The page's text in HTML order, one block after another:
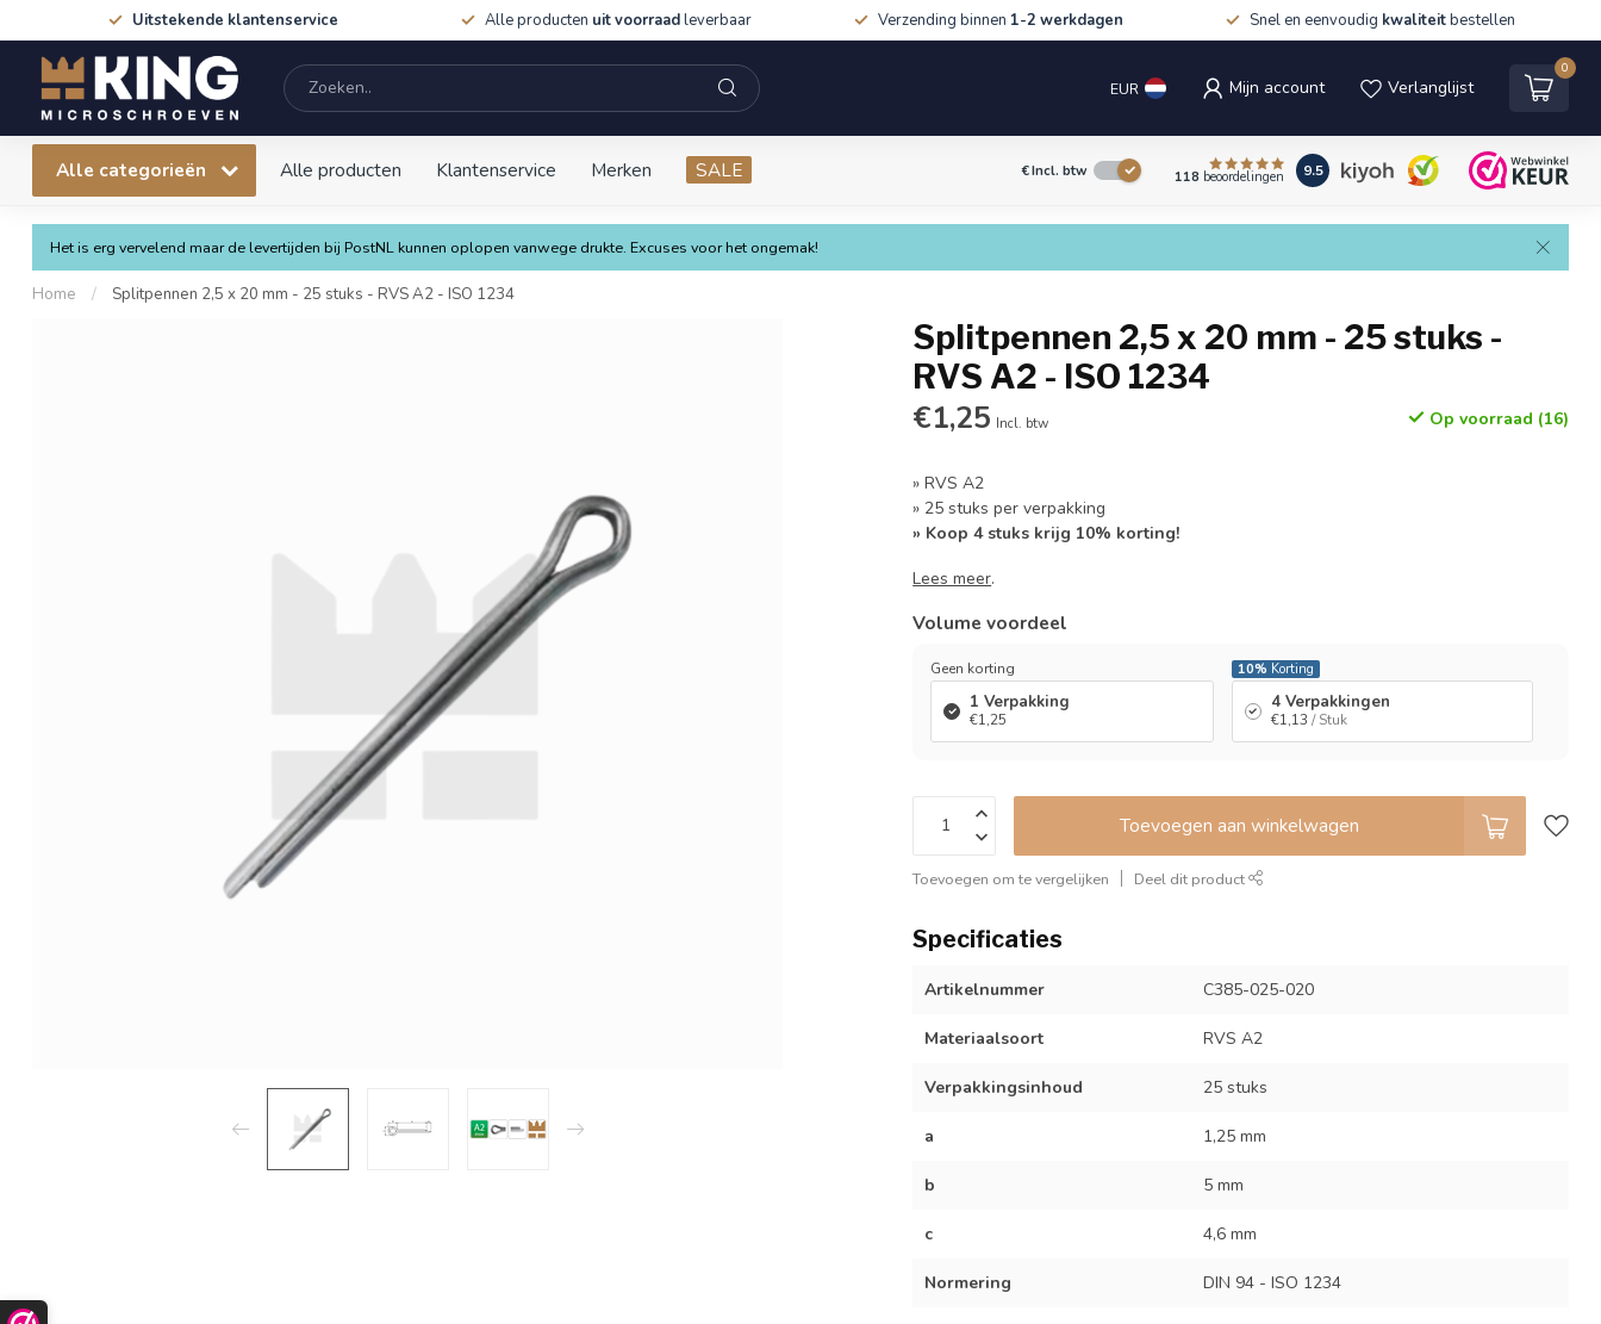
Uitstekende klantenservice Alle producten uit voorraadleverbaar Verzending binnen 1-2 werkdagen Snel en eenvoudig kwaliteitbestellen
EUR Mijn account Verlanglijst
0
Alle categorieën Alle producten Klantenservice Merken SALE €Incl. btw 118 beoordelingen 9.5
Het is erg vervelend maar de levertijden bij PostNL kunnen oplopen vanwege drukte. Excuses voor het ongemak!
Home / Splitpennen 2,5 x 20 mm - 25 stuks - RVS A2 - ISO 1234
Splitpennen 2,5 x 20 mm - 25 stuks -
RVS A2 - ISO 1234
€1,25 Incl. btw Op voorraad (16)
» RVS A2
» 25 stuks per verpakking
» Koop 4 stuks krijg 10% korting!
Lees meer.
Volume voordeel
Geen korting
1 Verpakking
€1,25
10% Korting
4 Verpakkingen
€1,13 / Stuk
Toevoegen aan winkelwagen
Toevoegen om te vergelijken Deel dit product
Specificaties
Artikelnummer C385-025-020
Materiaalsoort RVS A2
Verpakkingsinhoud 25 stuks
a 1,25 mm
b 5 mm
c 4,6 mm
Normering DIN 94 - ISO 1234